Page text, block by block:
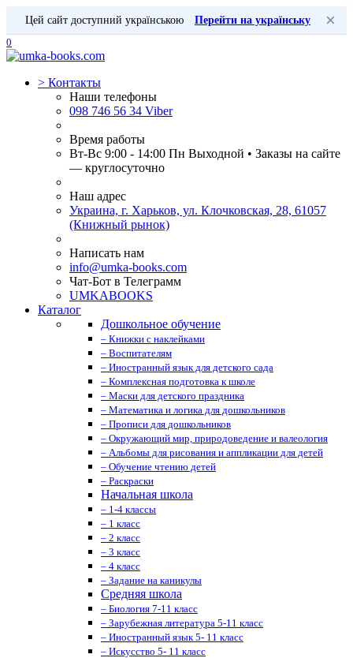
Цей сайт доступний українською Перейти на українську ×
0
> Контакты
Наши телефоны
098 746 56 34 Viber
Время работы
Вт-Вс 9:00 - 14:00 Пн Выходной • Заказы на сайте
— круглосуточно
Наш адрес
Украина, г. Харьков, ул. Клочковская, 28, 61057
(Книжный рынок)
Написать нам
info@umka-books.com
Чат-Бот в Телеграмм
UMKABOOKS
Каталог
Дошкольное обучение
– Книжки с наклейками
– Воспитателям
– Иностранный язык для детского сада
– Комплексная подготовка к школе
– Маски для детского праздника
– Математика и логика для дошкольников
– Прописи для дошкольников
– Окружающий мир, природоведение и валеология
– Альбомы для рисования и аппликации для детей
– Обучение чтению детей
– Раскраски
Начальная школа
– 1-4 классы
– 1 класс
– 2 класс
– 3 класс
– 4 класс
– Задание на каникулы
Средняя школа
– Биология 7-11 класс
– Зарубежная литература 5-11 класс
– Иностранный язык 5- 11 класс
– Искусство 5- 11 класс